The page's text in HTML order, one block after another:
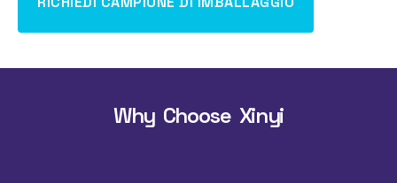
Why Choose Xinyi